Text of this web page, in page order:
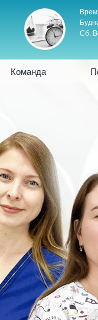
Сб.
Команда